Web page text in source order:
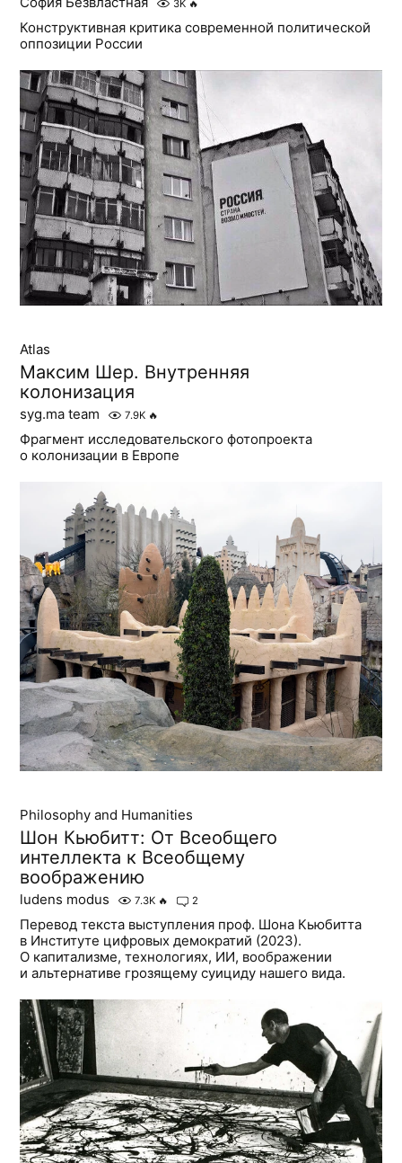
3K 🔥
Конструктивная критика современной политической
оппозиции России
Atlas
Максим Шер. Внутренняя
колонизация
syg.ma team 7.9K 🔥
Фрагмент исследовательского фотопроекта
о колонизации в Европе
Philosophy and Humanities
Шон Кьюбитт: От Всеобщего
интеллекта к Всеобщему
воображению
ludens modus 7.3K 🔥 2
Перевод текста выступления проф. Шона Кьюбитта
в Институте цифровых демократий (2023).
О капитализме, технологиях, ИИ, воображении
и альтернативе грозящему суициду нашего вида.